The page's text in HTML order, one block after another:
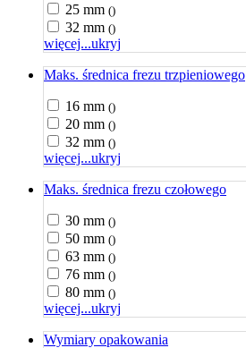
25 mm ()
32 mm ()
więcej...ukryj
Maks. średnica frezu trzpieniowego
16 mm ()
20 mm ()
32 mm ()
więcej...ukryj
Maks. średnica frezu czołowego
30 mm ()
50 mm ()
63 mm ()
76 mm ()
80 mm ()
więcej...ukryj
Wymiary opakowania